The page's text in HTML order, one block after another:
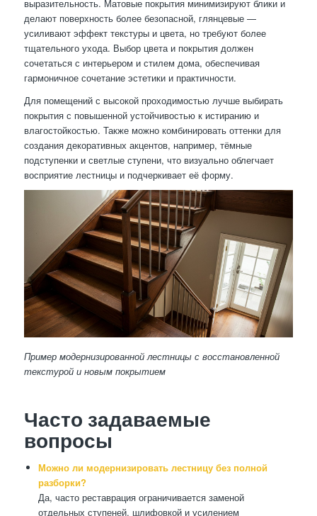
выразительность. Матовые покрытия минимизируют блики и
делают поверхность более безопасной, глянцевые —
усиливают эффект текстуры и цвета, но требуют более
тщательного ухода. Выбор цвета и покрытия должен
сочетаться с интерьером и стилем дома, обеспечивая
гармоничное сочетание эстетики и практичности.
Для помещений с высокой проходимостью лучше выбирать
покрытия с повышенной устойчивостью к истиранию и
влагостойкостью. Также можно комбинировать оттенки для
создания декоративных акцентов, например, тёмные
подступенки и светлые ступени, что визуально облегчает
восприятие лестницы и подчеркивает её форму.
Пример модернизированной лестницы с восстановленной
текстурой и новым покрытием
Часто задаваемые
вопросы
Можно ли модернизировать лестницу без полной
разборки?
Да, часто реставрация ограничивается заменой
отдельных ступеней, шлифовкой и усилением